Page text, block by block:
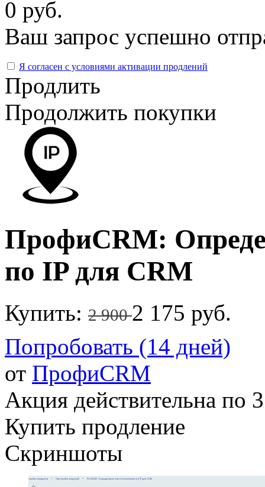
0 руб.
Ваш запрос успешно
Я согласен с условиями активации продлений
Продлить
Продолжить покупки
ПрофиCRM:
по IP для CRM
Купить: 2 9002 175 руб.
Попробовать (14 дней)
от ПрофиCRM
Акция действительна по
Купить продление
Скриншоты